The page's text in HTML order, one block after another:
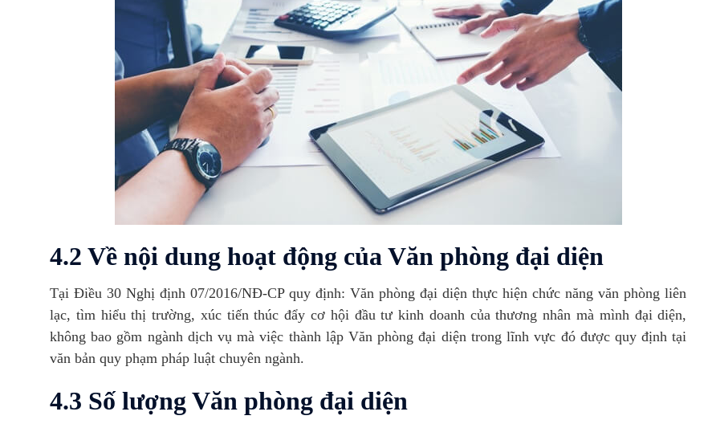
4.2 Về nội dung hoạt động của Văn phòng đại diện
Tại Điều 30 Nghị định 07/2016/NĐ-CP quy định: Văn phòng đại diện thực hiện chức năng văn phòng liên
lạc, tìm hiểu thị trường, xúc tiến thúc đẩy cơ hội đầu tư kinh doanh của thương nhân mà mình đại diện,
không bao gồm ngành dịch vụ mà việc thành lập Văn phòng đại diện trong lĩnh vực đó được quy định tại
văn bản quy phạm pháp luật chuyên ngành.
4.3 Số lượng Văn phòng đại diện